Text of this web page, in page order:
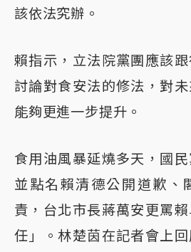
該依法究辦。
賴指示，立法院黨團應該
討論對食安法的修法，對
能夠更進一步提升。
食用油風暴延燒多天，國民
並點名賴清德公開道歉、
責，台北市長蔣萬安更罵
任」。林楚茵在記者會上